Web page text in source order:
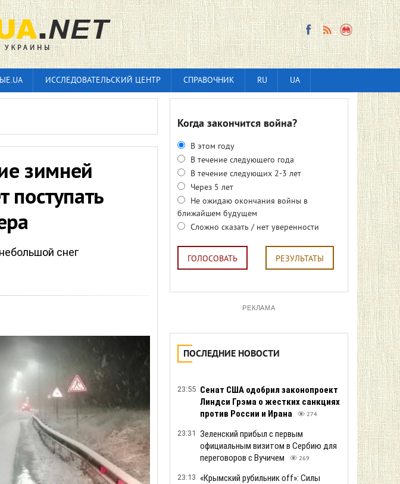
ИССЛЕДОВАТЕЛЬСКИЙ ЦЕНТР СПРАВОЧНИК RU UA
зимней
поступать
снег
Когда закончится война?
В этом году
В течение следующего года
В течение следующих 2-3 лет
Через 5 лет
Не ожидаю окончания войны в
ближайшем будущем
Сложно сказать / нет уверенности
ГОЛОСОВАТЬ РЕЗУЛЬТАТЫ
РЕКЛАМА
ПОСЛЕДНИЕ НОВОСТИ
23:55 Сенат США одобрил законопроект
Линдси Грэма о жестких санкциях
против России и Ирана
274
23:31 Зеленский прибыл с первым
официальным визитом в Сербию для
переговоров с Вучичем
269
23:13 «Крымский рубильник off»: Силы